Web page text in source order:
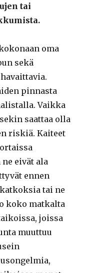
tai
oma
sekä
pinnasta
Vaikka
saattaa olla
riskiä. Kaiteet
eivät ala
ennen
tai ne
koko matkalta
joissa
muuttuu